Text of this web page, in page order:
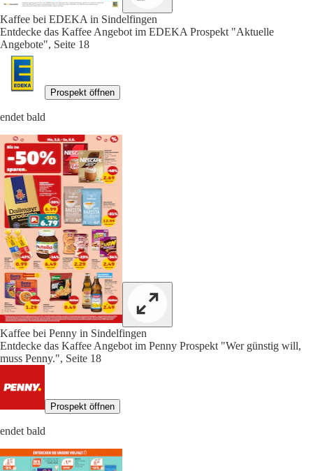
Kaffee bei EDEKA in Sindelfingen
Entdecke das Kaffee Angebot im EDEKA Prospekt "Aktuelle
Angebote", Seite 18
Prospekt öffnen
endet bald
Kaffee bei Penny in Sindelfingen
Entdecke das Kaffee Angebot im Penny Prospekt "Wer günstig will,
muss Penny.", Seite 18
Prospekt öffnen
endet bald